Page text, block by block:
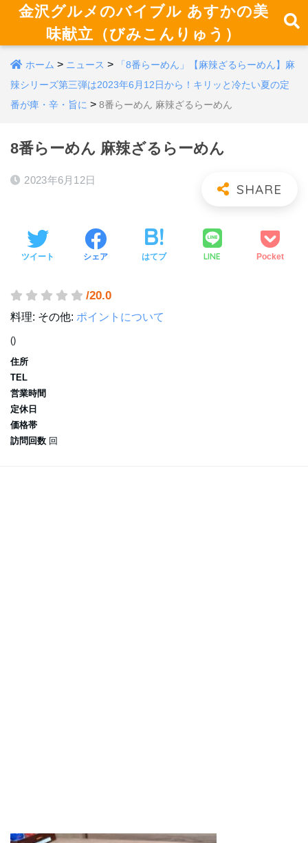
金沢グルメのバイブル あすかの美
味献立（びみこんりゅう）
ホーム > ニュース >
「8番らーめん」【麻辣ざるらーめん】麻
辣シリーズ第三弾は2023年6月12日から！キリッと冷たい夏の定
番が痺・辛・旨に > 8番らーめん 麻辣ざるらーめん
8番らーめん 麻辣ざるらーめん
2023年6月12日
ツイート シェア はてブ LINE Pocket
/20.0
料理: その他: ポイントについて
()
住所
TEL
営業時間
定休日
価格帯
訪問回数 回